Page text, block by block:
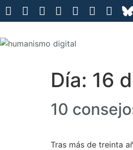
Día: 16
10
Tras más de treinta